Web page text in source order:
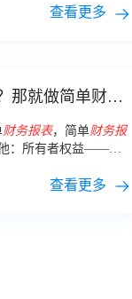
查看更多
那就做简单财务
财务报表，简单财务报
：所有者权益——他
。
查看更多